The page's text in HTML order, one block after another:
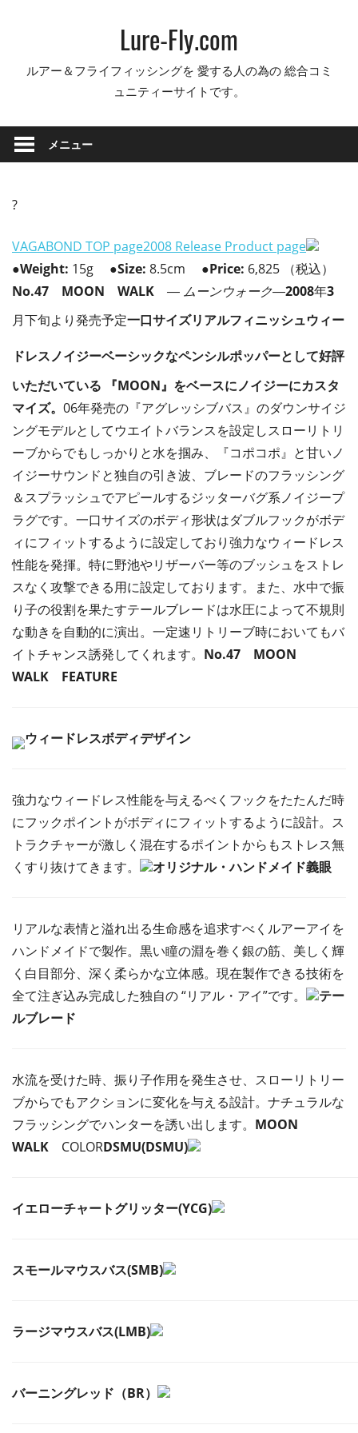
Lure-Fly.com
ルアー＆フライフィッシングを 愛する人の為の 総合コミ
ュニティーサイトです。
メニュー
?
VAGABOND TOP page2008 Release Product page
●Weight: 15g ●Size: 8.5cm ●Price: 6,825 （税込）
No.47 MOON WALK
― ムーンウォーク―2008年3
月下旬より発売予定一口サイズリアルフィニッシュウィー
ドレスノイジーベーシックなペンシルポッパーとして好評
いただいている 『MOON』をベースにノイジーにカスタ
マイズ。 06年発売の『アグレッシブバス』のダウンサイジ
ングモデルとしてウエイトバランスを設定しスローリトリ
ーブからでもしっかりと水を掴み、『コポコポ』と甘いノ
イジーサウンドと独自の引き波、ブレードのフラッシング
＆スプラッシュでアピールするジッターバグ系ノイジープ
ラグです。一口サイズのボディ形状はダブルフックがボデ
ィにフィットするように設定しており強力なウィードレス
性能を発揮。特に野池やリザーバー等のブッシュをストレ
スなく攻撃できる用に設定しております。また、水中で振
り子の役割を果たすテールブレードは水圧によって不規則
な動きを自動的に演出。一定速リトリーブ時においてもバ
イトチャンス誘発してくれます。 No.47 MOON
WALK FEATURE
ウィードレスボディデザイン
強力なウィードレス性能を与えるべくフックをたたんだ時
にフックポイントがボディにフィットするように設計。ス
トラクチャーが激しく混在するポイントからもストレス無
くすり抜けてきます。
オリジナル・ハンドメイド義眼
リアルな表情と溢れ出る生命感を追求すべくルアーアイを
ハンドメイドで製作。黒い瞳の淵を巻く銀の筋、美しく輝
く白目部分、深く柔らかな立体感。現在製作できる技術を
全て注ぎ込み完成した独自の “リアル・アイ”です。
テー
ルブレード
水流を受けた時、振り子作用を発生させ、スローリトリー
ブからでもアクションに変化を与える設計。ナチュラルな
フラッシングでハンターを誘い出します。 MOON
WALK COLORDSMU(DSMU)
イエローチャートグリッター(YCG)
スモールマウスバス(SMB)
ラージマウスバス(LMB)
バーニングレッド（BR）